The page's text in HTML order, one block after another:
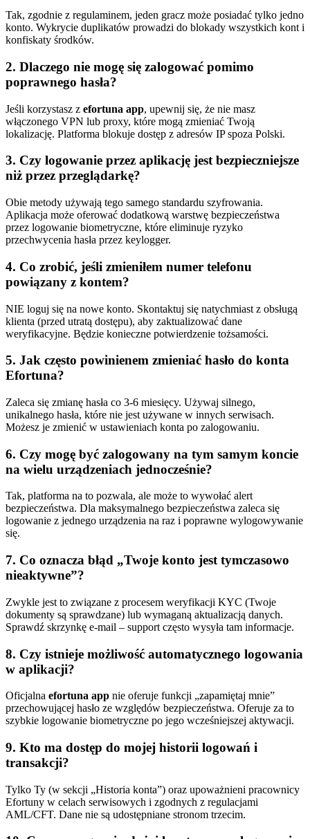
Tak, zgodnie z regulaminem, jeden gracz może posiadać tylko jedno
konto. Wykrycie duplikatów prowadzi do blokady wszystkich kont i
konfiskaty środków.
2. Dlaczego nie mogę się zalogować pomimo
poprawnego hasła?
Jeśli korzystasz z efortuna app, upewnij się, że nie masz
włączonego VPN lub proxy, które mogą zmieniać Twoją
lokalizację. Platforma blokuje dostęp z adresów IP spoza Polski.
3. Czy logowanie przez aplikację jest bezpieczniejsze
niż przez przeglądarkę?
Obie metody używają tego samego standardu szyfrowania.
Aplikacja może oferować dodatkową warstwę bezpieczeństwa
przez logowanie biometryczne, które eliminuje ryzyko
przechwycenia hasła przez keylogger.
4. Co zrobić, jeśli zmieniłem numer telefonu
powiązany z kontem?
NIE loguj się na nowe konto. Skontaktuj się natychmiast z obsługą
klienta (przed utratą dostępu), aby zaktualizować dane
weryfikacyjne. Będzie konieczne potwierdzenie tożsamości.
5. Jak często powinienem zmieniać hasło do konta
Efortuna?
Zaleca się zmianę hasła co 3-6 miesięcy. Używaj silnego,
unikalnego hasła, które nie jest używane w innych serwisach.
Możesz je zmienić w ustawieniach konta po zalogowaniu.
6. Czy mogę być zalogowany na tym samym koncie
na wielu urządzeniach jednocześnie?
Tak, platforma na to pozwala, ale może to wywołać alert
bezpieczeństwa. Dla maksymalnego bezpieczeństwa zaleca się
logowanie z jednego urządzenia na raz i poprawne wylogowywanie
się.
7. Co oznacza błąd „Twoje konto jest tymczasowo
nieaktywne”?
Zwykle jest to związane z procesem weryfikacji KYC (Twoje
dokumenty są sprawdzane) lub wymaganą aktualizacją danych.
Sprawdź skrzynkę e-mail – support często wysyła tam informacje.
8. Czy istnieje możliwość automatycznego logowania
w aplikacji?
Oficjalna efortuna app nie oferuje funkcji „zapamiętaj mnie”
przechowującej hasło ze względów bezpieczeństwa. Oferuje za to
szybkie logowanie biometryczne po jego wcześniejszej aktywacji.
9. Kto ma dostęp do mojej historii logowań i
transakcji?
Tylko Ty (w sekcji „Historia konta”) oraz upoważnieni pracownicy
Efortuny w celach serwisowych i zgodnych z regulacjami
AML/CFT. Dane nie są udostępniane stronom trzecim.